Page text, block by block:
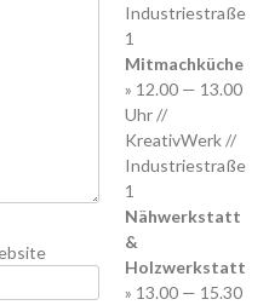
Industriestraße
1
Mitmachküche
» 12.00 — 13.00
Uhr //
KreativWerk //
Industriestraße
1
Nähwerkstatt
&
Holzwerkstatt
» 13.00 — 15.30